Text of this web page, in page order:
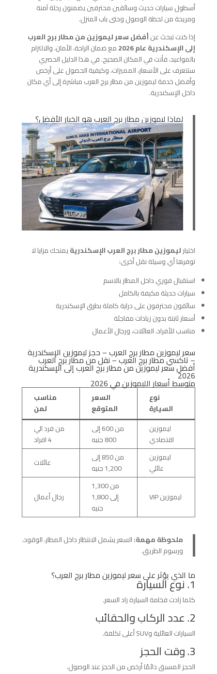
أسطول سيارات حديث وسائقين محترفين يضمنون رحلة آمنة
ومريحة من لحظة الوصول وحتى باب المنزل.
إذا كنت تبحث عنأفضل سعر ليموزين من مطار برج العرب
إلى الإسكندرية عام 2026
مع ضمان الراحة، الأمان، والالتزام
بالمواعيد، فأنت في المكان الصحيح. في هذا الدليل الحصري
ستتعرف على الأسعار، المميزات، وكيفية الحصول على أرخص
وأفضل خدمة ليموزين من مطار برج العرب مباشرة إلى أي مكان
داخل الإسكندرية.
لماذا ليموزين مطار برج العرب هو الخيار الأفضل؟
اختيارليموزين مطار برج العرب الإسكندريةيمنحك مزايا لا
توفرها أي وسيلة نقل أخرى:
استقبال فوري داخل المطار بالاسم
سيارات حديثة مكيفة بالكامل
سائقون محترفون على دراية كاملة بطرق الإسكندرية
أسعار ثابتة بدون زيادات مفاجئة
مناسب للأفراد، العائلات، ورجال الأعمال
سعر ليموزين مطار برج العرب – حجز ليموزين الإسكندرية
– تاكسي مطار برج العرب – نقل من مطار برج العرب
أفضل سعر ليموزين من مطار برج العرب إلى الإسكندرية
2026
متوسط أسعار الليموزين في 2026
نوع
السيارة
السعر
المتوقع
مناسب
لمن
ليموزين
اقتصادي
من 600 إلى
800 جنيه
من فرد الي
4 افراد
ليموزين
عائلي
من 850 إلى
1,200 جنيه
عائلات
ليموزين VIP
من 1,300
إلى 1,800
جنيه
رجال أعمال
ملحوظة مهمة:السعر يشمل الانتظار داخل المطار، الوقود،
ورسوم الطريق.
ما الذي يؤثر على سعر ليموزين مطار برج العرب؟
1. نوع السيارة
كلما زادت فخامة السيارة زاد السعر.
2. عدد الركاب والحقائب
السيارات العائلية وSUV أعلى تكلفة.
3. وقت الحجز
الحجز المسبق دائمًا أرخص من الحجز عند الوصول.